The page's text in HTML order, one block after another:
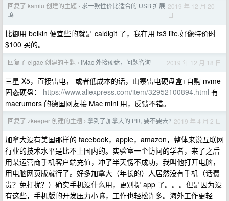
回复了 kamiu 创建的主题 › 求一款性价比适合的 USB 扩展
坞
2019 年 12 月 20
日
比御用 belkin 便宜些的就是 caldigit 了，我在用 ts3 lite,好像特价时
$100 买的。
回复了 elgae 创建的主题 › iMac 外接硬盘，问题咨询 2019 年 12 月 18 日
三星 X5，直接雷电， 或者低成本的话，山寨雷电硬盘盒+自购 nvme
固态硬盘： https://www.aliexpress.com/item/32952100894.html 有
macrumors 的德国网友接 Mac mini 用，反馈不错。
回复了 zkeeper 创建的主题 › 拿到了加拿大的 PR, 要不要去? 2019 年 4 月 2 日
加拿大没有美国那样的 facebook，apple，amazon，整体来说互联网
行业的技术水平是比不上国内的。实验室一个访问的学者，来了之后
用某运营商手机客户端充值，冲了半天愣不成功，我叫他打开电脑，
用电脑网页版就行了。好多加拿大（年长的）人居然没有手机（话费
贵？免打扰？）确实手机没什么用，更别提 app 了。。。但是因为没
有这些，手机版的开发压力小嘛，工作也轻松许多。海外工作更轻